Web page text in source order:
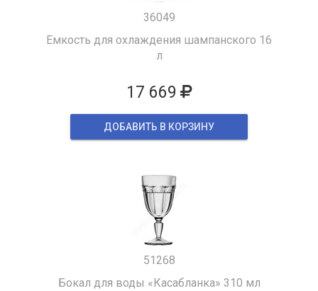
36049
Емкость для охлаждения шампанского 16
л
17 669
ДОБАВИТЬ В КОРЗИНУ
51268
Бокал для воды «Касабланка» 310 мл